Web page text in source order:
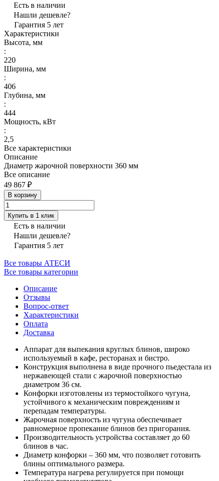
Есть в наличии
Нашли дешевле?
Гарантия 5 лет
Характеристики
Высота, мм
:
220
Ширина, мм
:
406
Глубина, мм
:
444
Мощность, кВт
:
2,5
Все характеристики
Описание
Диаметр жарочной поверхности 360 мм
Все описание
49 867 ₽
В корзину
Купить в 1 клик
Есть в наличии
Нашли дешевле?
Гарантия 5 лет
Все товары АТЕСИ
Все товары категории
Описание
Отзывы
Вопрос-ответ
Характеристики
Оплата
Доставка
Аппарат для выпекания круглых блинов, широко
используемый в кафе, ресторанах и бистро.
Конструкция выполнена в виде прочного пьедестала из
нержавеющей стали с жарочной поверхностью
диаметром 36 см.
Конфорки изготовлены из термостойкого чугуна,
устойчивого к механическим повреждениям и
перепадам температуры.
Жарочная поверхность из чугуна обеспечивает
равномерное пропекание блинов без пригорания.
Производительность устройства составляет до 60
блинов в час.
Диаметр конфорки – 360 мм, что позволяет готовить
блины оптимального размера.
Температура нагрева регулируется при помощи